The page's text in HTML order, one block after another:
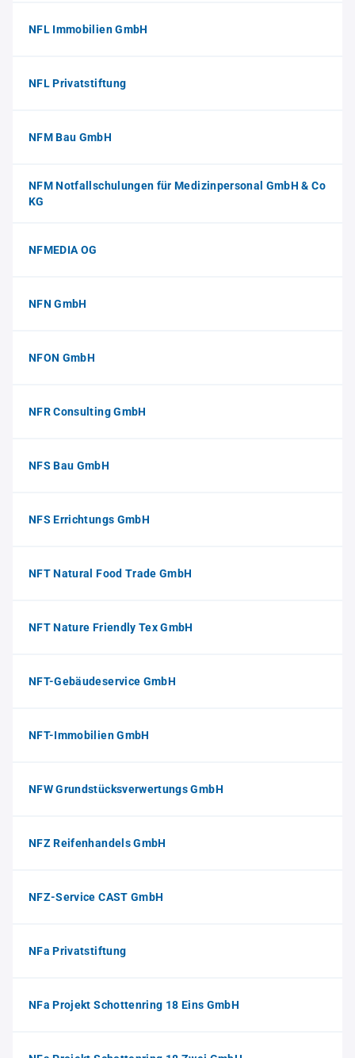
NFL Immobilien GmbH
NFL Privatstiftung
NFM Bau GmbH
NFM Notfallschulungen für Medizinpersonal GmbH & Co
KG
NFMEDIA OG
NFN GmbH
NFON GmbH
NFR Consulting GmbH
NFS Bau GmbH
NFS Errichtungs GmbH
NFT Natural Food Trade GmbH
NFT Nature Friendly Tex GmbH
NFT-Gebäudeservice GmbH
NFT-Immobilien GmbH
NFW Grundstücksverwertungs GmbH
NFZ Reifenhandels GmbH
NFZ-Service CAST GmbH
NFa Privatstiftung
NFa Projekt Schottenring 18 Eins GmbH